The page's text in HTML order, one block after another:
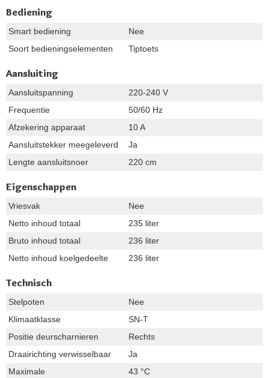
Bediening
Smart bediening
Nee
Soort bedieningselementen
Tiptoets
Aansluiting
Aansluitspanning
220-240 V
Frequentie
50/60 Hz
Afzekering apparaat
10 A
Aansluitstekker meegeleverd
Ja
Lengte aansluitsnoer
220 cm
Eigenschappen
Vriesvak
Nee
Netto inhoud totaal
235 liter
Bruto inhoud totaal
236 liter
Netto inhoud koelgedeelte
236 liter
Technisch
Stelpoten
Nee
Klimaatklasse
SN-T
Positie deurscharnieren
Rechts
Draairichting verwisselbaar
Ja
Maximale
43 °C